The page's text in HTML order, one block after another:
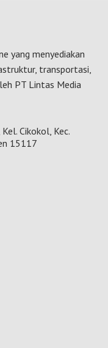
yang menyediakan
transportasi,
PT Lintas Media
Cikokol, Kec.
15117